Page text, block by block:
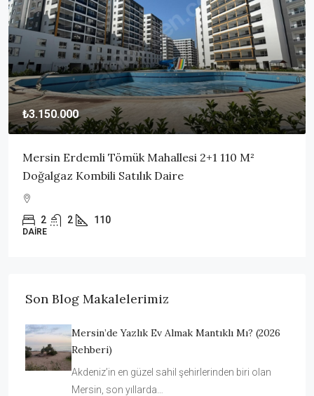
₺3.150.000
Mersin Erdemli Tömük Mahallesi 2+1 110 M²
Doğalgaz Kombili Satılık Daire
2 2 110
DAIRE
Son Blog Makalelerimiz
Mersin’de Yazlık Ev Almak Mantıklı Mı? (2026
Rehberi)
Akdeniz’in en güzel sahil şehirlerinden biri olan
Mersin, son yıllarda…